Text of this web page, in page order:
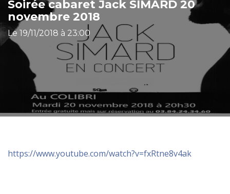
Soirée cabaret Jack SIMARD 20
novembre 2018
Le 19/11/2018 à 23:00
https://www.youtube.com/watch?v=fxRtne8v4ak